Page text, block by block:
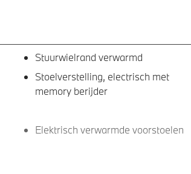
Stuurwielrand verwarmd
Stoelverstelling, electrisch met
memory berijder
Elektrisch verwarmde voorstoelen